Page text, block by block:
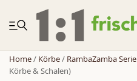
Home/ Körbe/ RambaZamba Serie
Körbe & Schalen)